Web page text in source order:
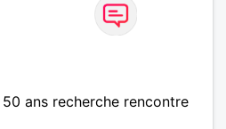
ans recherche rencontre